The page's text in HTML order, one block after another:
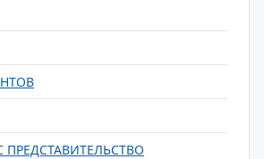
ПРЕДСТАВИТЕЛЬСТВО